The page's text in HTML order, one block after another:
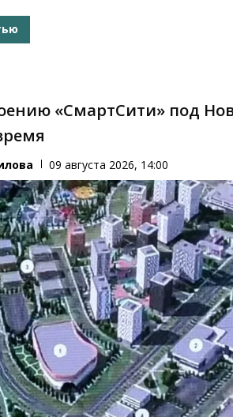
«СмартСити» под
09 августа 2026, 14:00